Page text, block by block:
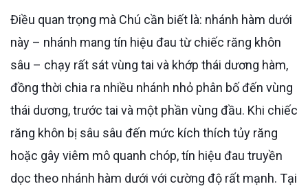
Điều quan trọng mà Chú cần biết là: nhánh hàm dưới
này – nhánh mang tín hiệu đau từ chiếc răng khôn
sâu – chạy rất sát vùng tai và khớp thái dương hàm,
đồng thời chia ra nhiều nhánh nhỏ phân bố đến vùng
thái dương, trước tai và một phần vùng đầu. Khi chiếc
răng khôn bị sâu sâu đến mức kích thích tủy răng
hoặc gây viêm mô quanh chóp, tín hiệu đau truyền
dọc theo nhánh hàm dưới với cường độ rất mạnh. Tại